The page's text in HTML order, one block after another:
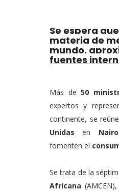
Se espera
materia de
mundo,
fuentes
Más de50
expertos y
continente, se
Unidasen
fomenten el
Se trata de la
Africana